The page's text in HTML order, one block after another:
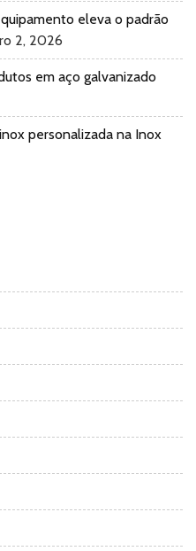
eleva o padrão
2, 2026
em aço galvanizado
personalizada na Inox